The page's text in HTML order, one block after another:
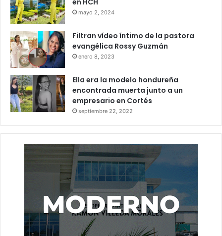
mayo 2, 2024
Filtran vídeo íntimo de la pastora
evangélica Rossy Guzmán
enero 8, 2023
Ella era la modelo hondureña
encontrada muerta junto a un
empresario en Cortés
septiembre 22, 2022